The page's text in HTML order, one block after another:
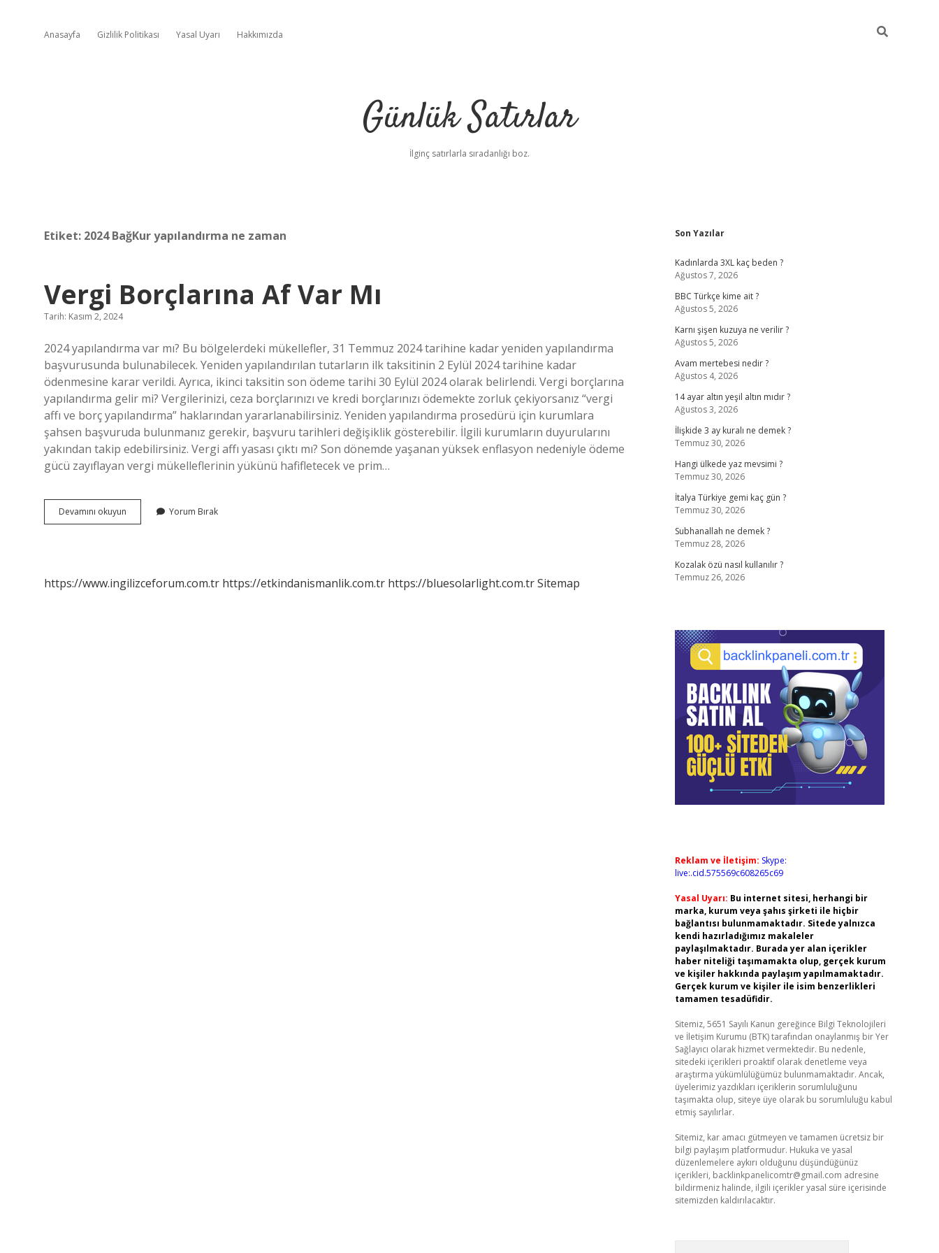
Anasayfa Gizlilik Politikası Yasal Uyarı Hakkımızda
Günlük Satırlar
İlginç satırlarla sıradanlığı boz.
Etiket: 2024 BağKur yapılandırma ne zaman
Vergi Borçlarına Af Var Mı
Tarih: Kasım 2, 2024
2024 yapılandırma var mı? Bu bölgelerdeki mükellefler, 31 Temmuz 2024 tarihine kadar yeniden yapılandırma
başvurusunda bulunabilecek. Yeniden yapılandırılan tutarların ilk taksitinin 2 Eylül 2024 tarihine kadar
ödenmesine karar verildi. Ayrıca, ikinci taksitin son ödeme tarihi 30 Eylül 2024 olarak belirlendi. Vergi borçlarına
yapılandırma gelir mi? Vergilerinizi, ceza borçlarınızı ve kredi borçlarınızı ödemekte zorluk çekiyorsanız “vergi
affı ve borç yapılandırma” haklarından yararlanabilirsiniz. Yeniden yapılandırma prosedürü için kurumlara
şahsen başvuruda bulunmanız gerekir, başvuru tarihleri ​​değişiklik gösterebilir. İlgili kurumların duyurularını
yakından takip edebilirsiniz. Vergi affı yasası çıktı mı? Son dönemde yaşanan yüksek enflasyon nedeniyle ödeme
gücü zayıflayan vergi mükelleflerinin yükünü hafifletecek ve prim…
Devamını okuyun
Borçlarına
Yorum Bırak
https://www.ingilizceforum.com.tr https://etkindanismanlik.com.tr https://bluesolarlight.com.trSitemap
Sidebar
Son Yazılar
Kadınlarda 3XL kaç beden ?
Ağustos 7, 2026
BBC Türkçe kime ait ?
Ağustos 5, 2026
Karnı şişen kuzuya ne verilir ?
Ağustos 5, 2026
Avam mertebesi nedir ?
Ağustos 4, 2026
14 ayar altın yeşil altın mıdır ?
Ağustos 3, 2026
İlişkide 3 ay kuralı ne demek ?
Temmuz 30, 2026
Hangi ülkede yaz mevsimi ?
Temmuz 30, 2026
İtalya Türkiye gemi kaç gün ?
Temmuz 30, 2026
Subhanallah ne demek ?
Temmuz 28, 2026
Kozalak özü nasıl kullanılır ?
Temmuz 26, 2026
Reklam ve İletişim: Skype:
live:.cid.575569c608265c69
Yasal Uyarı: Bu internet sitesi, herhangi bir
marka, kurum veya şahıs şirketi ile hiçbir
bağlantısı bulunmamaktadır. Sitede yalnızca
kendi hazırladığımız makaleler
paylaşılmaktadır. Burada yer alan içerikler
haber niteliği taşımamakta olup, gerçek kurum
ve kişiler hakkında paylaşım yapılmamaktadır.
Gerçek kurum ve kişiler ile isim benzerlikleri
tamamen tesadüfidir.
Sitemiz, 5651 Sayılı Kanun gereğince Bilgi Teknolojileri
ve İletişim Kurumu (BTK) tarafından onaylanmış bir Yer
Sağlayıcı olarak hizmet vermektedir. Bu nedenle,
sitedeki içerikleri proaktif olarak denetleme veya
araştırma yükümlülüğümüz bulunmamaktadır. Ancak,
üyelerimiz yazdıkları içeriklerin sorumluluğunu
taşımakta olup, siteye üye olarak bu sorumluluğu kabul
etmiş sayılırlar.
Sitemiz, kar amacı gütmeyen ve tamamen ücretsiz bir
bilgi paylaşım platformudur. Hukuka ve yasal
düzenlemelere aykırı olduğunu düşündüğünüz
içerikleri, backlinkpanelicomtr@gmail.com adresine
bildirmeniz halinde, ilgili içerikler yasal süre içerisinde
sitemizden kaldırılacaktır.